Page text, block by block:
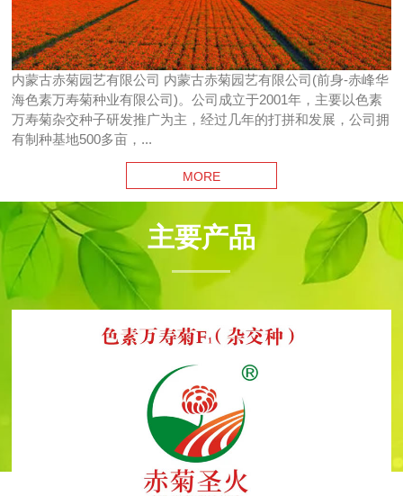
内蒙古赤菊园艺有限公司 内蒙古赤菊园艺有限公司(前身-赤峰华
海色素万寿菊种业有限公司)。公司成立于2001年，主要以色素
万寿菊杂交种子研发推广为主，经过几年的打拼和发展，公司拥
有制种基地500多亩，...
MORE
主要产品